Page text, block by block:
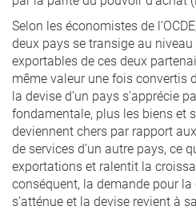
Selon les économistes de
deux pays se transige au niveau
exportables de ces deux
même valeur une fois convertis
la devise d’un pays s’apprécie
fondamentale, plus les biens et
deviennent chers par rapport
de services d’un autre pays, ce
exportations et ralentit la
conséquent, la demande pour la
s’atténue et la devise revient à